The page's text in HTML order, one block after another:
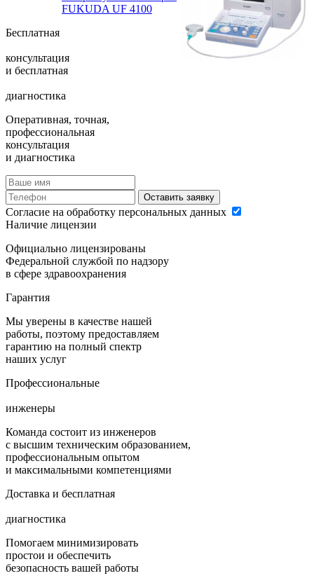
FUKUDA UF 4100
Бесплатная
консультация
и бесплатная
диагностика
Оперативная, точная,
профессиональная
консультация
и диагностика
Оставить заявку
Согласие на обработку персональных данных
Наличие лицензии
Официально лицензированы
Федеральной службой по надзору
в сфере здравоохранения
Гарантия
Мы уверены в качестве нашей
работы, поэтому предоставляем
гарантию на полный спектр
наших услуг
Профессиональные
инженеры
Команда состоит из инженеров
с высшим техническим образованием,
профессиональным опытом
и максимальными компетенциями
Доставка и бесплатная
диагностика
Помогаем минимизировать
простои и обеспечить
безопасность вашей работы